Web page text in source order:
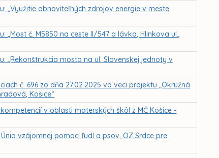
„Využitie obnoviteľných zdrojov energie v meste
„Most č. M5850 na ceste II/547 a lávka, Hlinkova ul.,
„Rekonštrukcia mosta na ul. Slovenskej jednoty v
č. 696 zo dňa 27.02.2025 vo veci projektu „Okružná
Košice“
v oblasti materských škôl z MČ Košice -
vzájomnej pomoci ľudí a psov, OZ Srdce pre